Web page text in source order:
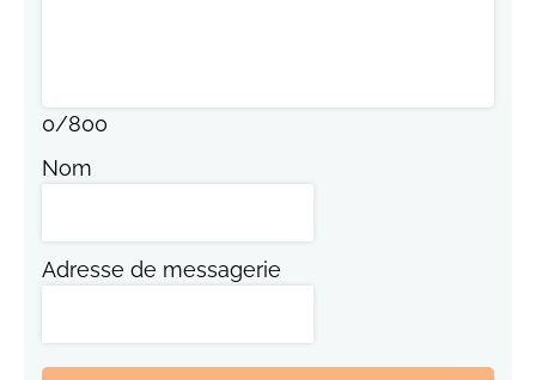
0/800
Nom
Adresse de messagerie